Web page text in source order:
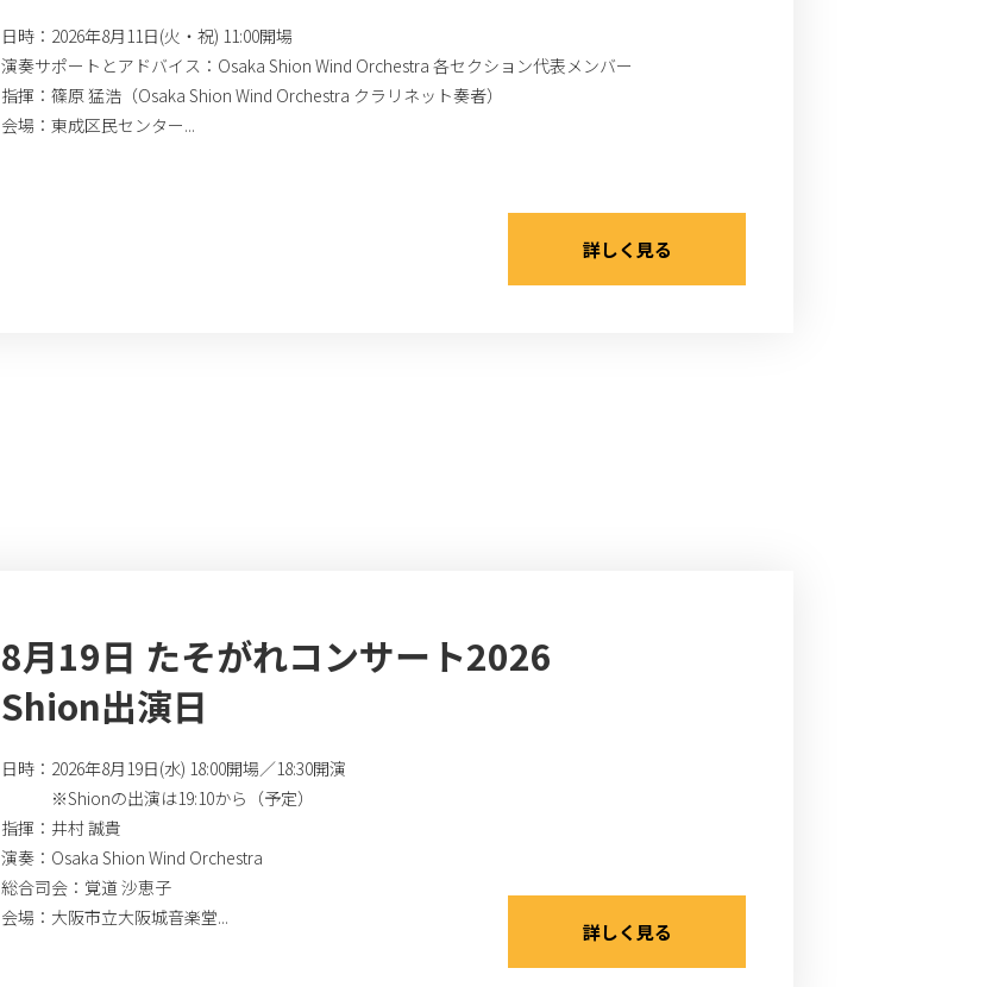
日時：2026年8月11日(火・祝) 11:00開場
演奏サポートとアドバイス：Osaka Shion Wind Orchestra 各セクション代表メンバー
指揮：篠原 猛浩（Osaka Shion Wind Orchestra クラリネット奏者）
会場：東成区民センター...
詳しく見る
8月19日 たそがれコンサート2026
Shion出演日
日時：2026年8月19日(水) 18:00開場／18:30開演
※Shionの出演は19:10から（予定）
指揮：井村 誠貴
演奏：Osaka Shion Wind Orchestra
総合司会：覚道 沙恵子
会場：大阪市立大阪城音楽堂...
詳しく見る